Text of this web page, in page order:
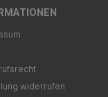
widerrufen